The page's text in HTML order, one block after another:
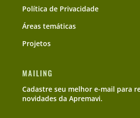
Política de Privacidade
Áreas temáticas
Projetos
MAILING
Cadastre seu melhor e-mail para
novidades da Apremavi.